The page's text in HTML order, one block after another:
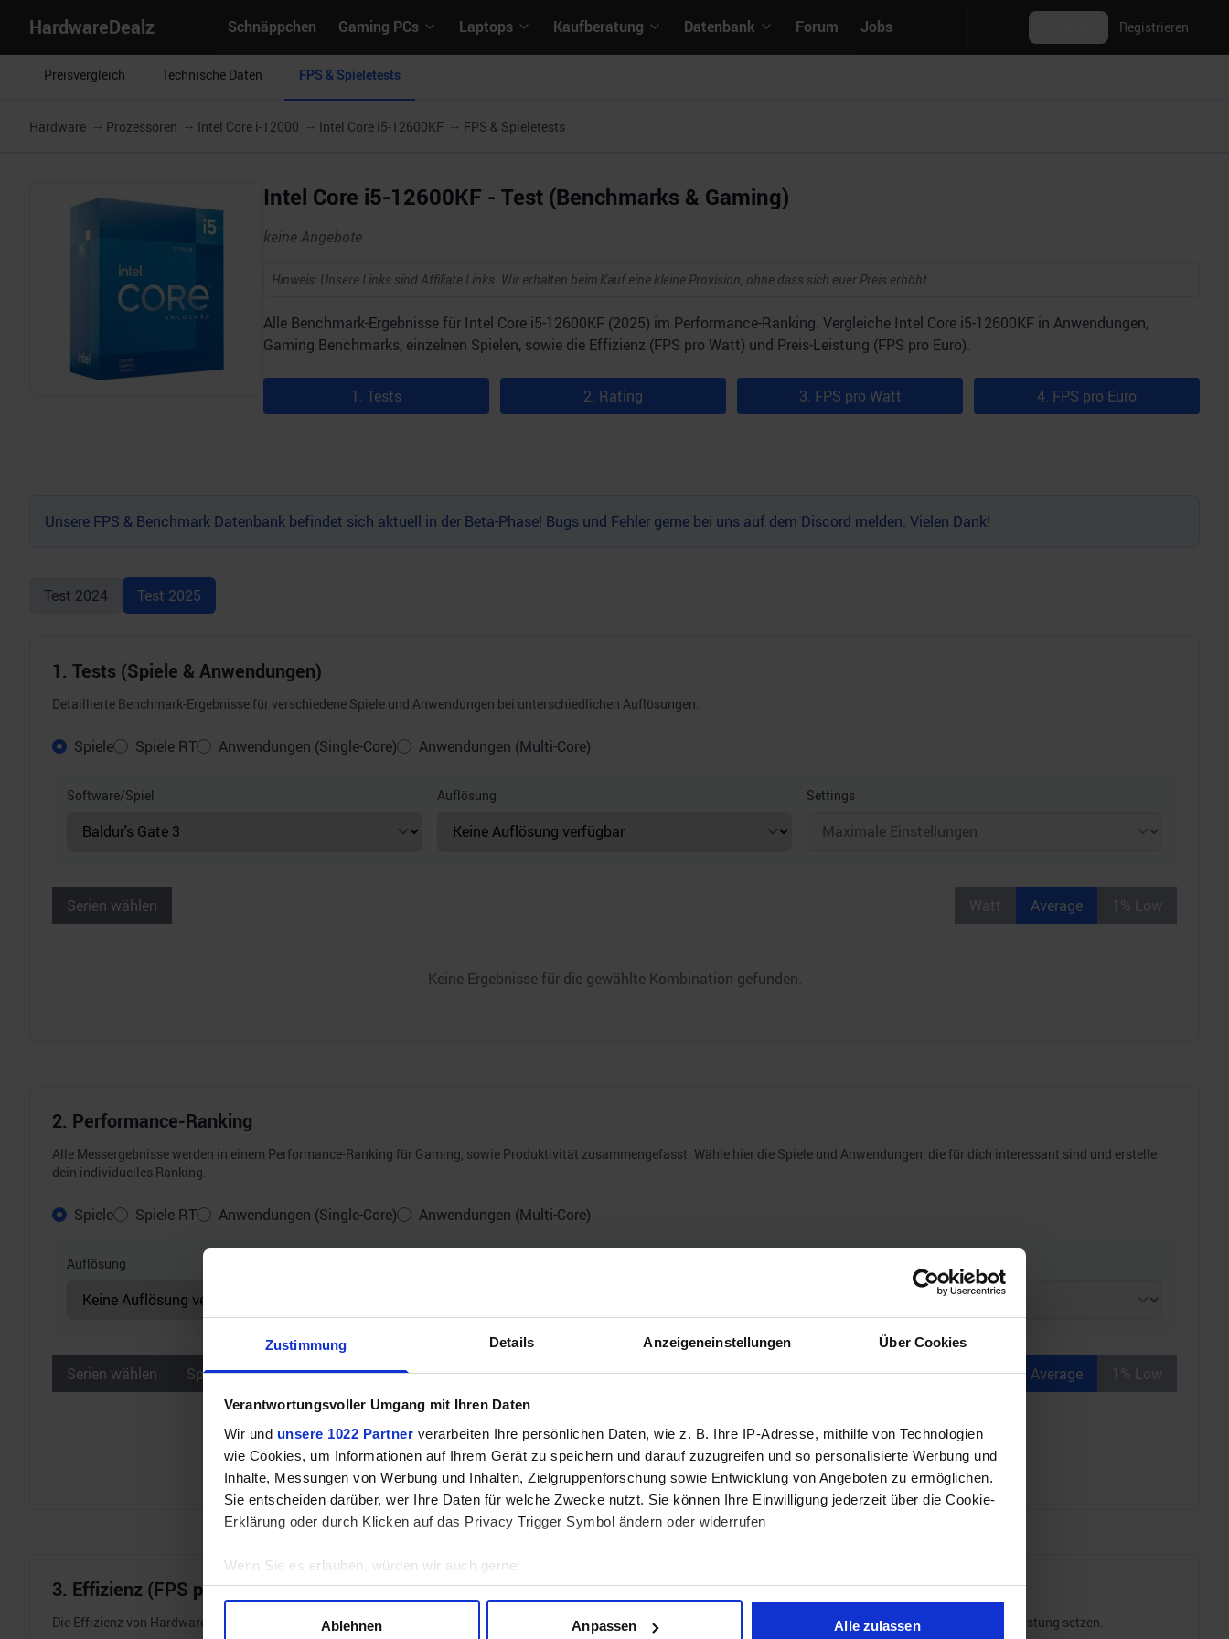
Zustimmung Details Anzeigeneinstellungen Über Cookies
Verantwortungsvoller Umgang mit Ihren Daten
Wir und unsere 1022 Partner verarbeiten Ihre persönlichen Daten, wie z. B. Ihre IP-Adresse, mithilfe von Technologien
wie Cookies, um Informationen auf Ihrem Gerät zu speichern und darauf zuzugreifen und so personalisierte Werbung und
Inhalte, Messungen von Werbung und Inhalten, Zielgruppenforschung sowie Entwicklung von Angeboten zu ermöglichen.
Sie entscheiden darüber, wer Ihre Daten für welche Zwecke nutzt. Sie können Ihre Einwilligung jederzeit über die Cookie-
Erklärung oder durch Klicken auf das Privacy Trigger Symbol ändern oder widerrufen
Wenn Sie es erlauben, würden wir auch gerne:
Informationen über Ihre geografische Lage erfassen, welche bis auf einige Meter genau sein können
Ablehnen Anpassen Alle zulassen
HardwareDealz Schnäppchen Gaming PCs Laptops Kaufberatung Datenbank Forum Jobs Registrieren
Preisvergleich Technische Daten FPS & Spieletests
Hardware Prozessoren Intel Core i-12000 Intel Core i5-12600KF FPS & Spieletests
Intel Core i5-12600KF - Test (Benchmarks & Gaming)
keine Angebote
Hinweis: Unsere Links sind Affiliate Links. Wir erhalten beim Kauf eine kleine Provision, ohne dass sich euer Preis erhöht.
Alle Benchmark-Ergebnisse für Intel Core i5-12600KF (2025) im Performance-Ranking. Vergleiche Intel Core i5-12600KF in Anwendungen,
Gaming Benchmarks, einzelnen Spielen, sowie die Effizienz (FPS pro Watt) und Preis-Leistung (FPS pro Euro).
1. Tests 2. Rating 3. FPS pro Watt 4. FPS pro Euro
Unsere FPS & Benchmark Datenbank befindet sich aktuell in der Beta-Phase! Bugs und Fehler gerne bei uns auf dem Discord melden. Vielen Dank!
Test 2024 Test 2025
1. Tests (Spiele & Anwendungen)
Detaillierte Benchmark-Ergebnisse für verschiedene Spiele und Anwendungen bei unterschiedlichen Auflösungen.
Spiele Spiele RT Anwendungen (Single-Core) Anwendungen (Multi-Core)
Software/Spiel Auflösung Settings
Serien wählen Watt Average 1% Low
Keine Ergebnisse für die gewählte Kombination gefunden.
2. Performance-Ranking
Alle Messergebnisse werden in einem Performance-Ranking für Gaming, sowie Produktivität zusammengefasst. Wähle hier die Spiele und Anwendungen, die für dich interessant sind und erstelle
dein individuelles Ranking.
Spiele Spiele RT Anwendungen (Single-Core) Anwendungen (Multi-Core)
Auflösung
Serien wählen Spiele wählen Average 1% Low
Keine Ergebnisse für die gewählte Kombination gefunden.
3. Effizienz (FPS pro Watt)
Die Effizienz von Hardware wird immer wichtiger. Darum errechnen wir für alle Tests die FPS und Punkte pro Watt und können so den Stromverbrauch ins Verhältnis zur Leistung setzen.